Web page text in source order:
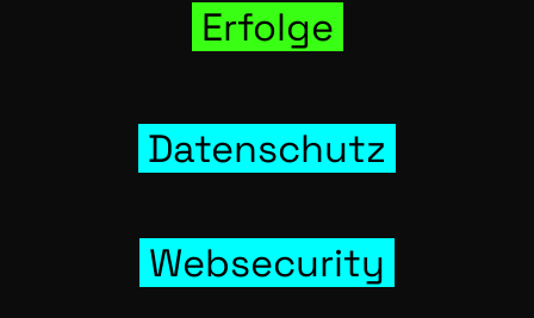
Erfol­ge
Daten­schutz
Web­se­cu­ri­ty